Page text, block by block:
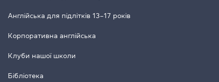
Англійська для підлітків 13–17 років
Корпоративна англійська
Клуби нашої школи
Бібліотека